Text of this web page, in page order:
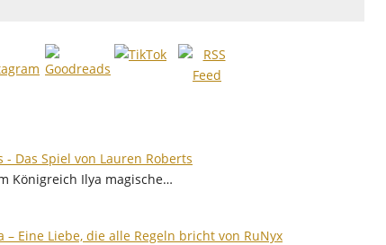
- Das Spiel von Lauren Roberts
Königreich Ilya magische…
– Eine Liebe, die alle Regeln bricht von RuNyx